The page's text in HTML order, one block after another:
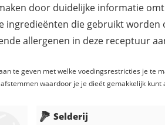
door duidelijke informatie
ingredieënten die gebruikt
allergenen in deze receptuur
te geven met welke voedingsrestricties je te
waardoor je je dieët gemakkelijk kunt
Selderij